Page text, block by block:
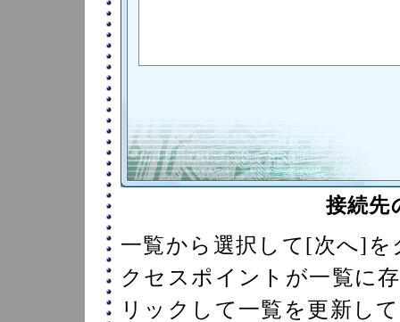
接続先
一覧から選択して[次へ]
クセスポイントが一覧に
リックして一覧を更新し